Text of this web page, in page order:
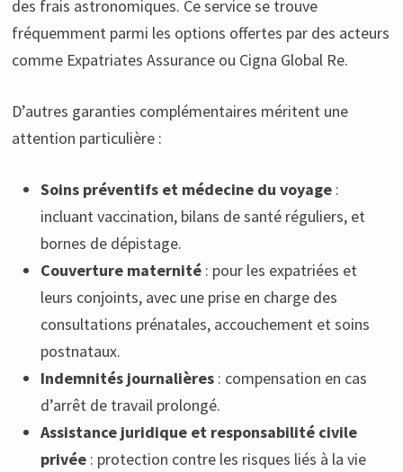
des frais astronomiques. Ce service se trouve
fréquemment parmi les options offertes par des acteurs
comme Expatriates Assurance ou Cigna Global Re.
D’autres garanties complémentaires méritent une
attention particulière :
Soins préventifs et médecine du voyage:
incluant vaccination, bilans de santé réguliers, et
bornes de dépistage.
Couverture maternité: pour les expatriées et
leurs conjoints, avec une prise en charge des
consultations prénatales, accouchement et soins
postnataux.
Indemnités journalières: compensation en cas
d’arrêt de travail prolongé.
Assistance juridique et responsabilité civile
privée: protection contre les risques liés à la vie